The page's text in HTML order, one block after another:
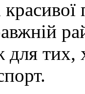
для тих,